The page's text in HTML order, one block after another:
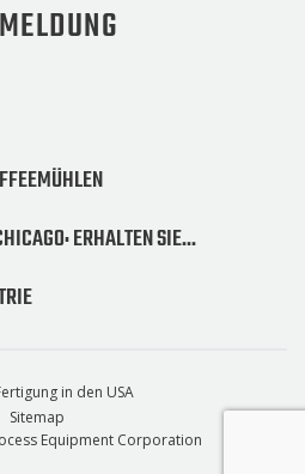
ERHALTEN SIE...
in den USA
Sitemap
Equipment Corporation